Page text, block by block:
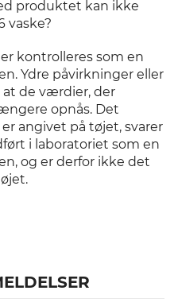
produktet kan ikke
vaske?
kontrolleres som en
Ydre påvirkninger eller
de værdier, der
opnås. Det
angivet på tøjet, svarer
i laboratoriet som en
og er derfor ikke det